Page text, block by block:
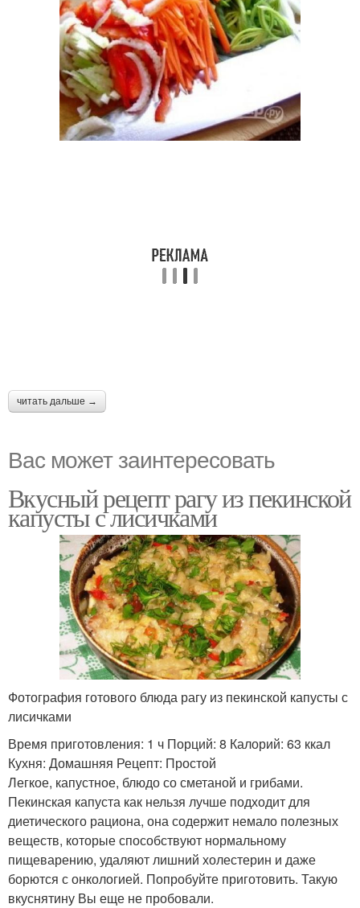
читать дальше →
Вас может заинтересовать
Вкусный рецепт рагу из пекинской
капусты с лисичками
Фотография готового блюда рагу из пекинской капусты с
лисичками
Время приготовления: 1 ч Порций: 8 Калорий: 63 ккал
Кухня: Домашняя Рецепт: Простой
Легкое, капустное, блюдо со сметаной и грибами.
Пекинская капуста как нельзя лучше подходит для
диетического рациона, она содержит немало полезных
веществ, которые способствуют нормальному
пищеварению, удаляют лишний холестерин и даже
борются с онкологией. Попробуйте приготовить. Такую
вкуснятину Вы еще не пробовали.